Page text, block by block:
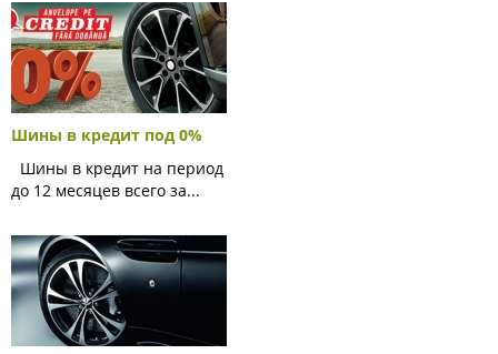
Шины в кредит под 0%
Шины в кредит на период
до 12 месяцев всего за...